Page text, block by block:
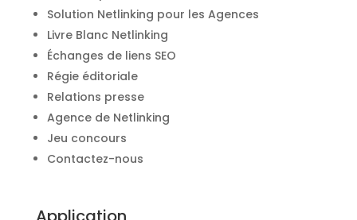
Solution Netlinking pour les Agences
Livre Blanc Netlinking
Échanges de liens SEO
Régie éditoriale
Relations presse
Agence de Netlinking
Jeu concours
Contactez-nous